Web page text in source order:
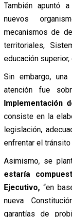
También apuntó
nuevos
mecanismos de
territoriales,
educación
Sin embargo,
atención fue
Implementación
consiste en la
legislación,
enfrentar el
Asimismo, se
estaría
Ejecutivo,“en
nueva
garantías de